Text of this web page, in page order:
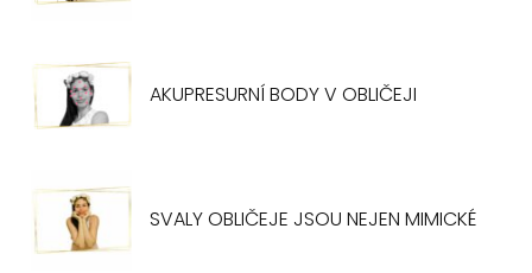
AKUPRESURNÍ BODY V OBLIČEJI
SVALY OBLIČEJE JSOU NEJEN MIMICKÉ